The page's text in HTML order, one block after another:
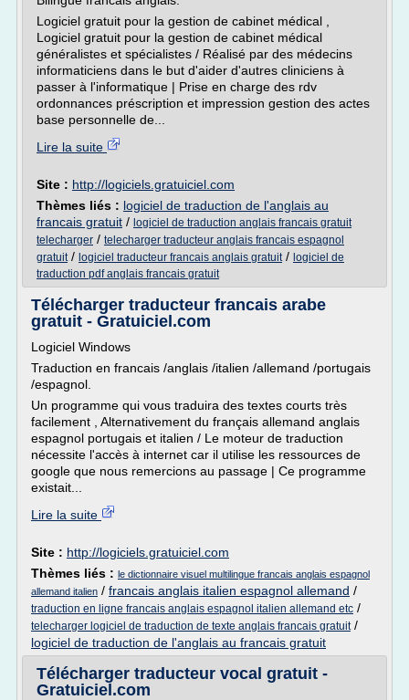
Logiciel gratuit pour la gestion de cabinet médical ,
Logiciel gratuit pour la gestion de cabinet médical
généralistes et spécialistes / Réalisé par des médecins
informaticiens dans le but d'aider d'autres cliniciens à
passer à l'informatique | Prise en charge des rdv
ordonnances préscription et impression gestion des actes
base personnelle de...
Lire la suite
Site : http://logiciels.gratuiciel.com
Thèmes liés : logiciel de traduction de l'anglais au
francais gratuit / logiciel de traduction anglais francais gratuit
telecharger / telecharger traducteur anglais francais espagnol
gratuit/ logiciel traducteur francais anglais gratuit/ logiciel de
traduction pdf anglais francais gratuit
Télécharger traducteur francais arabe
gratuit - Gratuiciel.com
Logiciel Windows
Traduction en francais /anglais /italien /allemand /portugais
/espagnol.
Un programme qui vous traduira des textes courts très
facilement , Alternativement du français allemand anglais
espagnol portugais et italien / Le moteur de traduction
nécessite l'accès à internet car il utilise les ressources de
google que nous remercions au passage | Ce programme
existait...
Lire la suite
Site : http://logiciels.gratuiciel.com
Thèmes liés : le dictionnaire visuel multilingue francais anglais espagnol
allemand italien / francais anglais italien espagnol allemand /
traduction en ligne francais anglais espagnol italien allemand etc /
telecharger logiciel de traduction de texte anglais francais gratuit/
logiciel de traduction de l'anglais au francais gratuit
Télécharger traducteur vocal gratuit -
Gratuiciel.com